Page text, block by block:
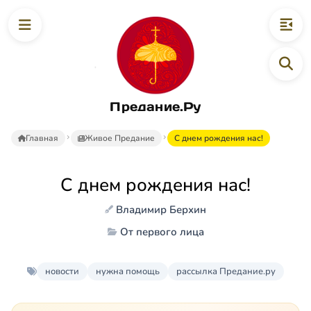
Предание.Ру
Главная Живое Предание С днем рождения нас!
С днем рождения нас!
Владимир Берхин
От первого лица
новости нужна помощь рассылка Предание.ру